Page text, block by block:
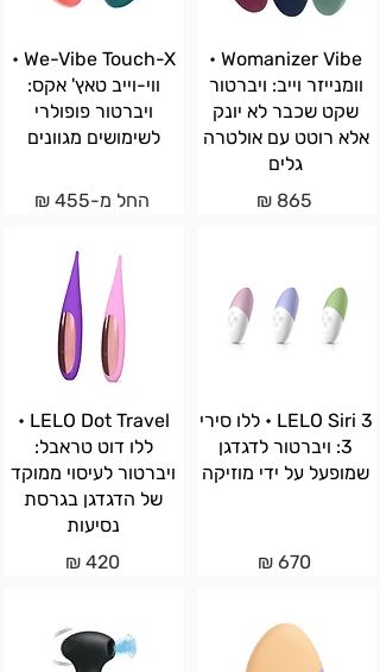
Womanizer Vibe •
וומנייזר וייב: ויברטור
שקט שכבר לא יונק
אלא רוטט עם אולטרה
גלים
865 ₪
LELO Siri 3 • ללו סירי
3: ויברטור לדגדגן
שמופעל על ידי מוזיקה
670 ₪
We-Vibe Touch-X •
ווי-וייב טאץ' אקס:
ויברטור פופולרי
לשימושים מגוונים
החל מ-455 ₪
LELO Dot Travel •
ללו דוט טראבל:
ויברטור לעיסוי ממוקד
של הדגדגן בגרסת
נסיעות
420 ₪